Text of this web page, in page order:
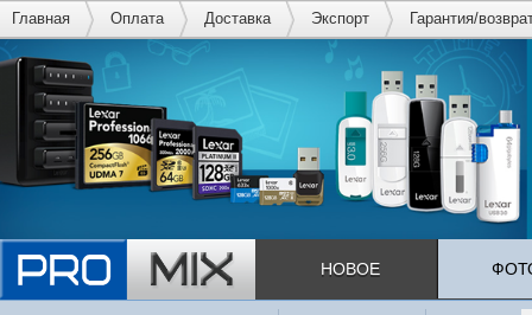
Главная Оплата Доставка Экспорт Гарантия/
НОВОЕ